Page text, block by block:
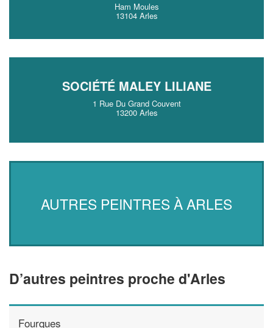
Ham Moules
13104 Arles
SOCIÉTÉ MALEY LILIANE
1 Rue Du Grand Couvent
13200 Arles
AUTRES PEINTRES À ARLES
D’autres peintres proche d'Arles
Fourques